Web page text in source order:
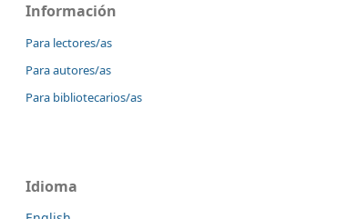
Información
Para lectores/as
Para autores/as
Para bibliotecarios/as
Idioma